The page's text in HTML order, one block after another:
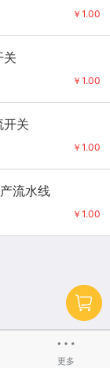
￥1.00
关
￥1.00
开关
￥1.00
流水线
￥1.00
更多